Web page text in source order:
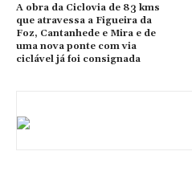
A obra da Ciclovia de 83 kms
que atravessa a Figueira da
Foz, Cantanhede e Mira e de
uma nova ponte com via
ciclável já foi consignada